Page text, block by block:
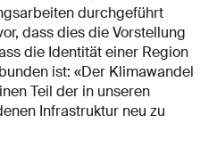
durchgeführt
dass dies die Vorstellung
die Identität einer Region
ist: «Der Klimawandel
Teil der in unseren
Infrastruktur neu zu